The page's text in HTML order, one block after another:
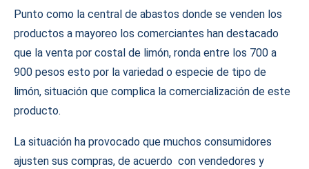
Punto como la central de abastos donde se venden los
productos a mayoreo los comerciantes han destacado
que la venta por costal de limón, ronda entre los 700 a
900 pesos esto por la variedad o especie de tipo de
limón, situación que complica la comercialización de este
producto.
La situación ha provocado que muchos consumidores
ajusten sus compras, de acuerdo con vendedores y